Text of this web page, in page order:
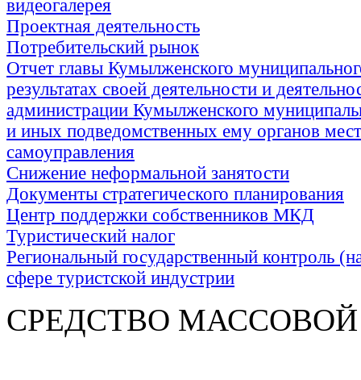
видеогалерея
Проектная деятельность
Потребительский рынок
Отчет главы Кумылженского
результатах своей деятельности и
администрации Кумылженского
и иных подведомственных ему органов
самоуправления
Снижение неформальной занятости
Документы стратегического планирования
Центр поддержки собственников МКД
Туристический налог
Региональный государственный контроль
сфере туристской индустрии
СРЕДСТВО